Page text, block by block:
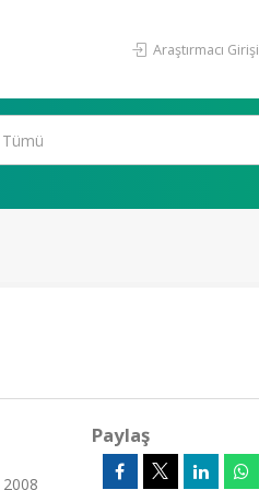
Araştırmacı Girişi
2008
Paylaş